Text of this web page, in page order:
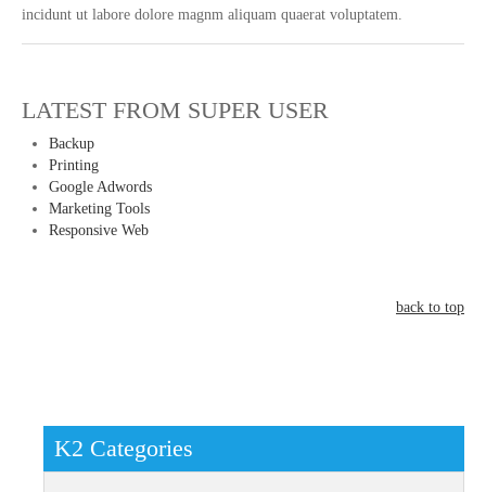
incidunt ut labore dolore magnm aliquam quaerat voluptatem.
LATEST FROM SUPER USER
Backup
Printing
Google Adwords
Marketing Tools
Responsive Web
back to top
K2 Categories